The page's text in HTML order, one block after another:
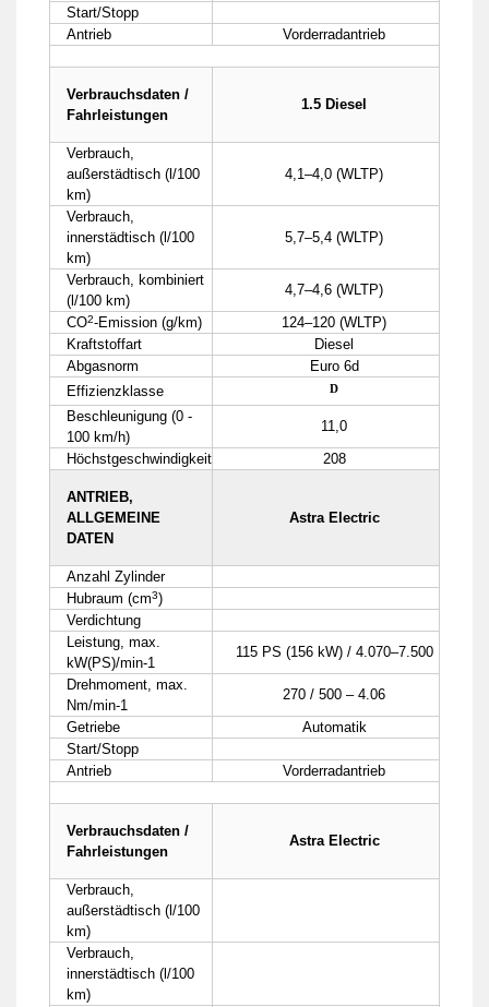
Start/Stopp
Antrieb
Vorderradantrieb
Verbrauchsdaten /
Fahrleistungen
1.5 Diesel
Verbrauch,
außerstädtisch (l/100
km)
4,1–4,0 (WLTP)
Verbrauch,
innerstädtisch (l/100
km)
5,7–5,4 (WLTP)
Verbrauch, kombiniert
(l/100 km)
4,7–4,6 (WLTP)
CO2-Emission (g/km)
124–120 (WLTP)
Kraftstoffart
Diesel
Abgasnorm
Euro 6d
Effizienzklasse
D
Beschleunigung (0 -
100 km/h)
11,0
Höchstgeschwindigkeit
208
ANTRIEB,
ALLGEMEINE
DATEN
Astra Electric
Anzahl Zylinder
Hubraum (cm3)
Verdichtung
Leistung, max.
kW(PS)/min-1
115 PS (156 kW) / 4.070–7.500
Drehmoment, max.
Nm/min-1
270 / 500 – 4.06
Getriebe
Automatik
Start/Stopp
Antrieb
Vorderradantrieb
Verbrauchsdaten /
Fahrleistungen
Astra Electric
Verbrauch,
außerstädtisch (l/100
km)
Verbrauch,
innerstädtisch (l/100
km)